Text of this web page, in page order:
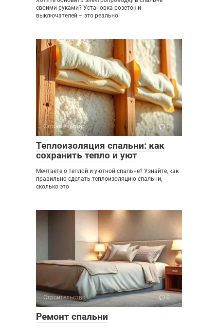
своими руками? Установка розеток и
выключателей – это реально!
Строительство 0
Теплоизоляция спальни: как
сохранить тепло и уют
Мечтаете о теплой и уютной спальне? Узнайте, как
правильно сделать теплоизоляцию спальни,
сколько это
Строительство 0
Ремонт спальни